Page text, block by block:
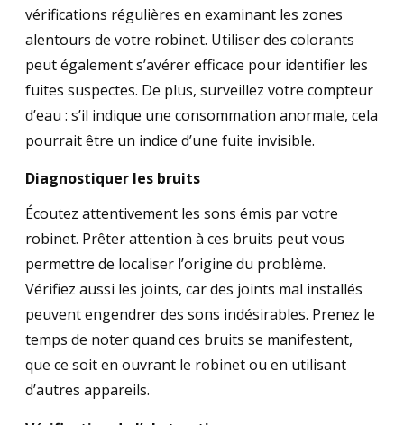
vérifications régulières en examinant les zones
alentours de votre robinet. Utiliser des colorants
peut également s’avérer efficace pour identifier les
fuites suspectes. De plus, surveillez votre compteur
d’eau : s’il indique une consommation anormale, cela
pourrait être un indice d’une fuite invisible.
Diagnostiquer les bruits
Écoutez attentivement les sons émis par votre
robinet. Prêter attention à ces bruits peut vous
permettre de localiser l’origine du problème.
Vérifiez aussi les joints, car des joints mal installés
peuvent engendrer des sons indésirables. Prenez le
temps de noter quand ces bruits se manifestent,
que ce soit en ouvrant le robinet ou en utilisant
d’autres appareils.